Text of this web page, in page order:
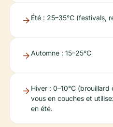
Été : 25–35°C (festivals,
Automne : 15–25°C
Hiver : 0–10°C
vous en couches et
en été.